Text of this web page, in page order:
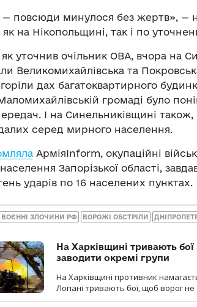
— повсюди минулося без жертв», —
на Нікопольщині, так і по
уточнив очільник ОВА, вчора на
Великомихайлівська та
дах багатоквартирного
громаді було
І на Синельниківщині
серед мирного населення.
АрміяInform, окупаційні
Запорізької області,
ударів по 16 населених пунктах.
ВОЄННІ ЗЛОЧИНИ РФ ВОРОЖІ ОБСТРІЛИ
На Харківщині тривають
заводити окремі групи
На Харківщині противник
Лопані тривають бої, щоб ворог не